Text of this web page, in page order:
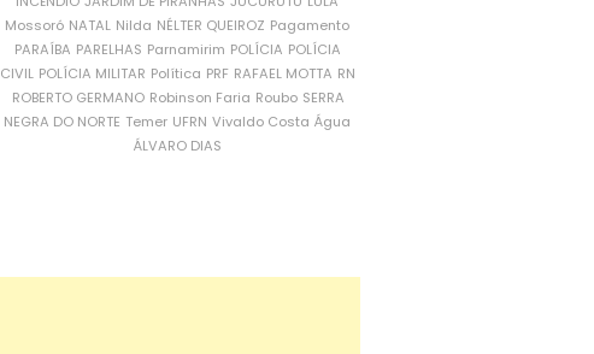
Mossoró NATAL Nilda NÉLTER QUEIROZ Pagamento
PARAÍBA PARELHAS Parnamirim POLÍCIA POLÍCIA
CIVIL POLÍCIA MILITAR Política PRF RAFAEL MOTTA RN
ROBERTO GERMANO Robinson Faria Roubo SERRA
NEGRA DO NORTE Temer UFRN Vivaldo Costa Água
ÁLVARO DIAS